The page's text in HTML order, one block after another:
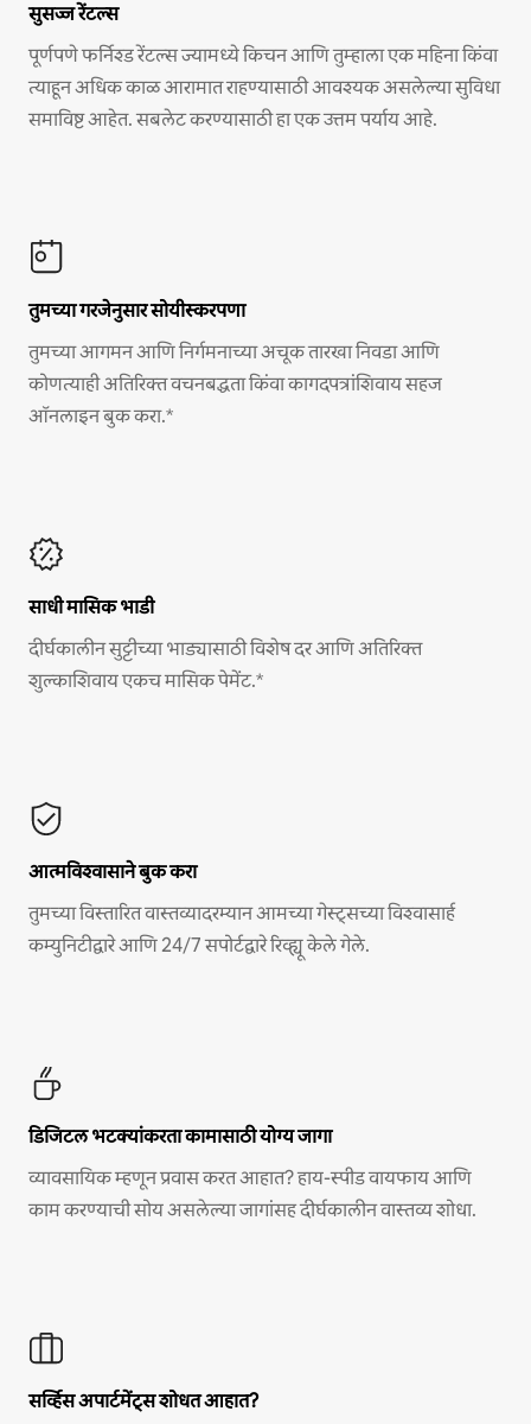
सुसज्ज रेंटल्स
पूर्णपणे फर्निश्ड रेंटल्स ज्यामध्ये किचन आणि तुम्हाला एक महिना किंवा
त्याहून अधिक काळ आरामात राहण्यासाठी आवश्यक असलेल्या सुविधा
समाविष्ट आहेत. सबलेट करण्यासाठी हा एक उत्तम पर्याय आहे.
तुमच्या गरजेनुसार सोयीस्करपणा
तुमच्या आगमन आणि निर्गमनाच्या अचूक तारखा निवडा आणि
कोणत्याही अतिरिक्त वचनबद्धता किंवा कागदपत्रांशिवाय सहज
ऑनलाइन बुक करा.*
साधी मासिक भाडी
दीर्घकालीन सुट्टीच्या भाड्यासाठी विशेष दर आणि अतिरिक्त
शुल्काशिवाय एकच मासिक पेमेंट.*
आत्मविश्वासाने बुक करा
तुमच्या विस्तारित वास्तव्यादरम्यान आमच्या गेस्ट्सच्या विश्वासार्ह
कम्युनिटीद्वारे आणि 24/7 सपोर्टद्वारे रिव्ह्यू केले गेले.
डिजिटल भटक्यांकरता कामासाठी योग्य जागा
व्यावसायिक म्हणून प्रवास करत आहात? हाय-स्पीड वायफाय आणि
काम करण्याची सोय असलेल्या जागांसह दीर्घकालीन वास्तव्य शोधा.
सर्व्हिस अपार्टमेंट्स शोधत आहात?